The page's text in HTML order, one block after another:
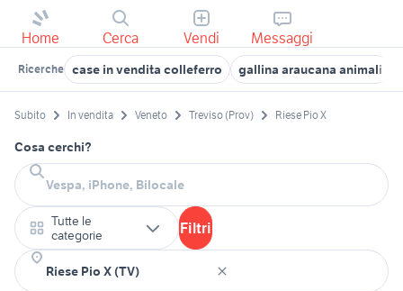
Home Cerca Vendi Messaggi
Ricerche case in vendita colleferro gallina araucana animali
Subito In vendita Veneto Treviso (Prov) Riese Pio X
Cosa cerchi?
Tutte le
categorie
Filtri